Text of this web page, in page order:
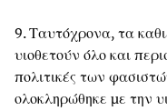
9. Ταυτόχρονα, τα
υιοθετούν όλο και
πολιτικές των
ολοκληρώθηκε με την